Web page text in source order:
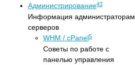
Администрирование43
Информация администраторам
серверов
WHM / cPanel5
Советы по работе с
панелью управления